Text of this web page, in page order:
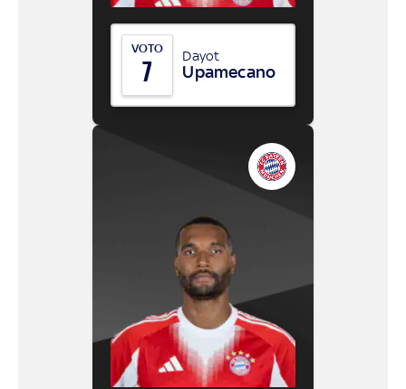
VOTO
7 Dayot
Upamecano